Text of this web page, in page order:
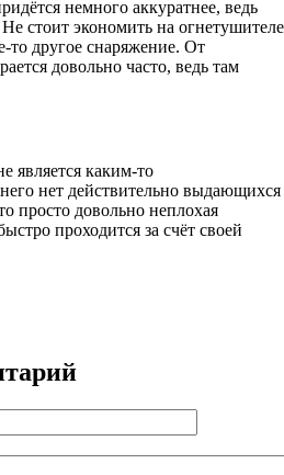
немного аккуратнее, ведь
стоит экономить на огнетушителе
то другое снаряжение. От
довольно часто, ведь там
каким-то
нет действительно выдающихся
просто довольно неплохая
проходится за счёт своей